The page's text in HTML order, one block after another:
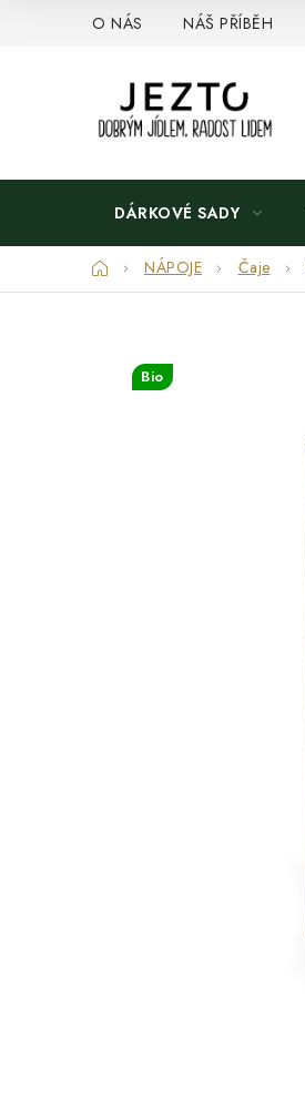
O NÁS NÁŠ PŘÍBĚH
DÁRKOVÉ SADY
DomůNÁPOJE Čaje
Bio